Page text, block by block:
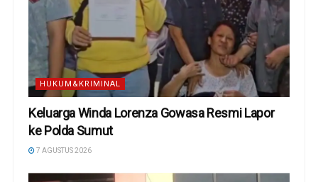
HUKUM&KRIMINAL
Keluarga Winda Lorenza Gowasa Resmi Lapor
ke Polda Sumut
7 AGUSTUS 2026